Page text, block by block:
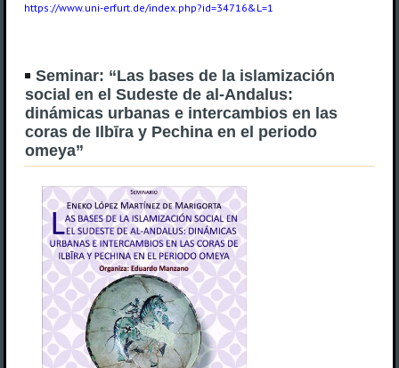
https://www.uni-erfurt.de/index.php?id=34716&L=1
Seminar: “Las bases de la islamización
social en el Sudeste de al-Andalus:
dinámicas urbanas e intercambios en las
coras de Ilbīra y Pechina en el periodo
omeya”